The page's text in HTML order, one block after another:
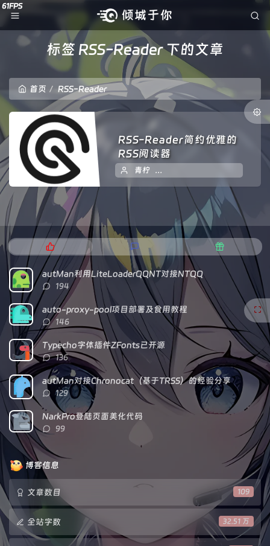
标签 RSS-Reader 下的文章
首页 RSS-Reader
RSS-Reader简约优雅的
RSS阅读器
青柠
热
门
文
章
最
新
评
论
随
机
文
章
autMan利用LiteLoaderQQNT对接NTQQ
评
论
数：
194
auto-proxy-pool项目部署及食用教程
评
论
数：
146
Typecho字体插件ZFonts已开源
评
论
数：
136
autMan对接Chronocat（基于TRSS）的经验分享
评
论
数：
129
NarkPro登陆页面美化代码
评
99
博客信息
109
文章数目
32.51 万
全站字数